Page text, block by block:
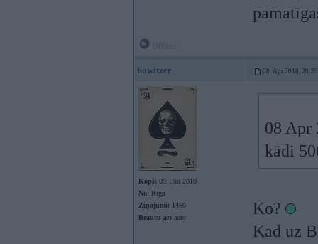
howitzer 08. Apr 2018, 20:23
Kopš: 09. Jun 2010
No: Rīga
Ziņojumi: 1460
Braucu ar: auto
08 Apr
kādi
Ko?
Kad uz